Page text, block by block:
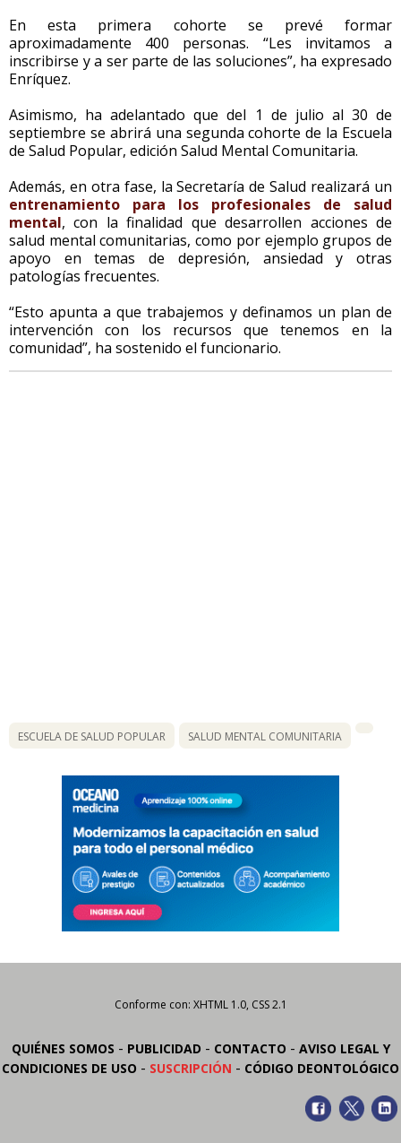
En esta primera cohorte se prevé formar
aproximadamente 400 personas. “Les invitamos a
inscribirse y a ser parte de las soluciones”, ha expresado
Enríquez.
Asimismo, ha adelantado que del 1 de julio al 30 de
septiembre se abrirá una segunda cohorte de la Escuela
de Salud Popular, edición Salud Mental Comunitaria.
Además, en otra fase, la Secretaría de Salud realizará un
entrenamiento para los profesionales de salud
mental, con la finalidad que desarrollen acciones de
salud mental comunitarias, como por ejemplo grupos de
apoyo en temas de depresión, ansiedad y otras
patologías frecuentes.
“Esto apunta a que trabajemos y definamos un plan de
intervención con los recursos que tenemos en la
comunidad”, ha sostenido el funcionario.
ESCUELA DE SALUD POPULAR SALUD MENTAL COMUNITARIA
Conforme con: XHTML 1.0, CSS 2.1
QUIÉNES SOMOS - PUBLICIDAD - CONTACTO - AVISO LEGAL Y
CONDICIONES DE USO - SUSCRIPCIÓN - CÓDIGO DEONTOLÓGICO